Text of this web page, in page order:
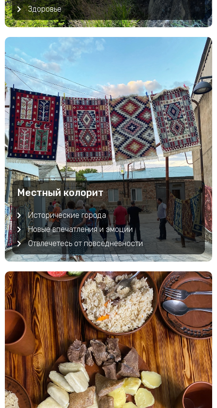
Здоровье
Местный колорит
Исторические города
Новые впечатления и эмоции
Отвлечетесь от повседневности